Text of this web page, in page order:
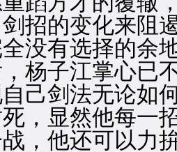
招的变化来阻
有选择的余
子江掌心已
剑法无论如何
，显然他每一
他还可以力拚